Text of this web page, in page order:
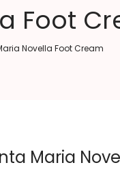
Foot
Novella Foot Cream
Maria